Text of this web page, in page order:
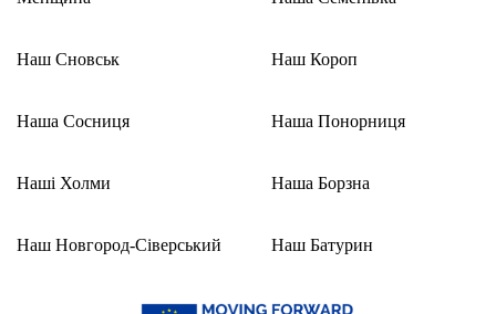
Наш Сновськ
Наша Сосниця
Наші Холми
Наш Новгород-Сіверський
Наш Короп
Наша Понорниця
Наша Борзна
Наш Батурин